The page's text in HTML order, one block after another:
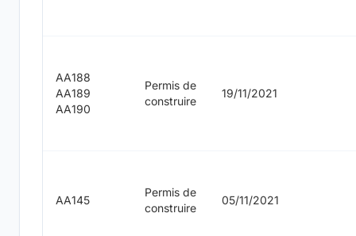
AA188
AA189
AA190
Permis de
construire
19/11/2021
AA145
Permis de
construire
05/11/2021